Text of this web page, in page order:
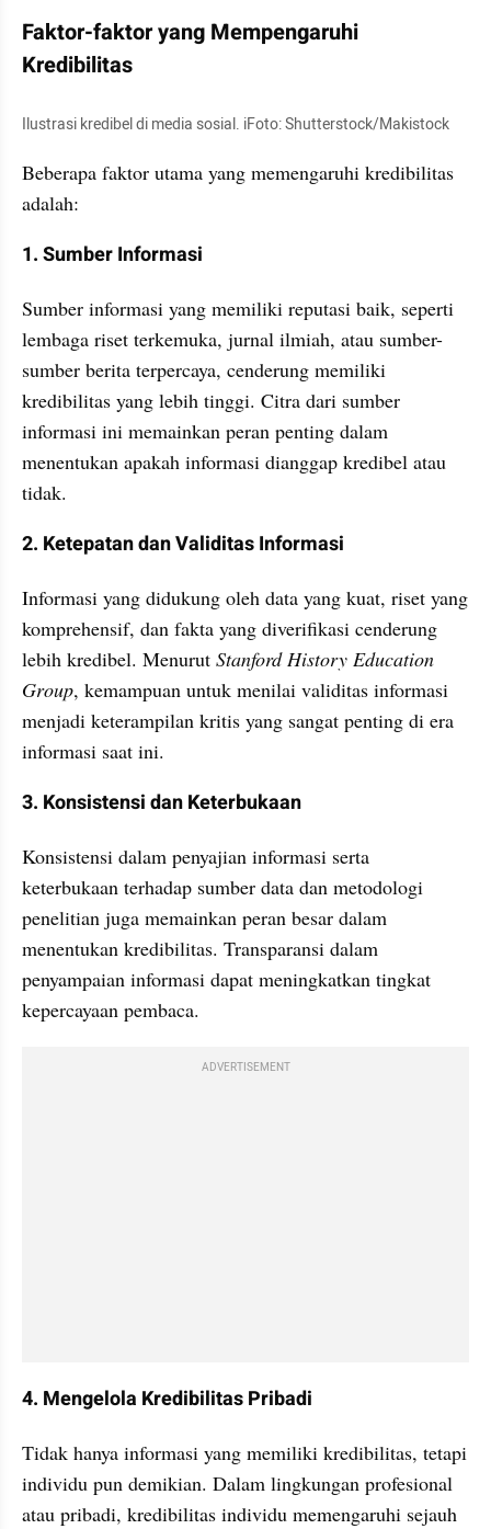
Faktor-faktor yang Mempengaruhi
Kredibilitas
Ilustrasi kredibel di media sosial. iFoto: Shutterstock/Makistock
Beberapa faktor utama yang memengaruhi kredibilitas
adalah:
1. Sumber Informasi
Sumber informasi yang memiliki reputasi baik, seperti
lembaga riset terkemuka, jurnal ilmiah, atau sumber-
sumber berita terpercaya, cenderung memiliki
kredibilitas yang lebih tinggi. Citra dari sumber
informasi ini memainkan peran penting dalam
menentukan apakah informasi dianggap kredibel atau
tidak.
2. Ketepatan dan Validitas Informasi
Informasi yang didukung oleh data yang kuat, riset yang
komprehensif, dan fakta yang diverifikasi cenderung
lebih kredibel. Menurut Stanford History Education
Group, kemampuan untuk menilai validitas informasi
menjadi keterampilan kritis yang sangat penting di era
informasi saat ini.
3. Konsistensi dan Keterbukaan
Konsistensi dalam penyajian informasi serta
keterbukaan terhadap sumber data dan metodologi
penelitian juga memainkan peran besar dalam
menentukan kredibilitas. Transparansi dalam
penyampaian informasi dapat meningkatkan tingkat
kepercayaan pembaca.
ADVERTISEMENT
4. Mengelola Kredibilitas Pribadi
Tidak hanya informasi yang memiliki kredibilitas, tetapi
individu pun demikian. Dalam lingkungan profesional
atau pribadi, kredibilitas individu memengaruhi sejauh